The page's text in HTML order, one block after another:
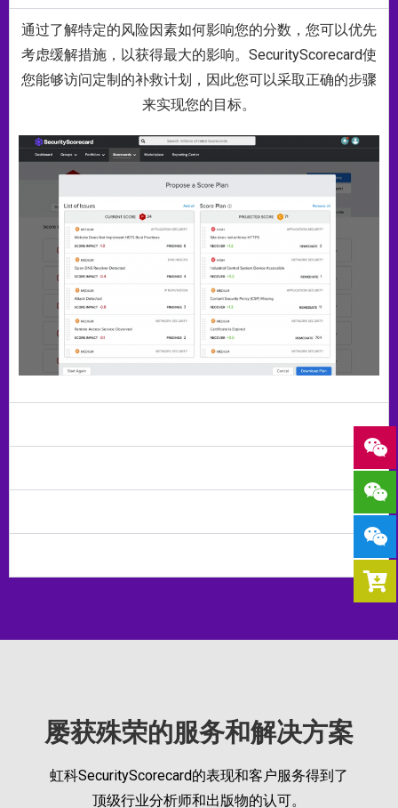
通过了解特定的风险因素如何影响您的分数，您可以优先
考虑缓解措施，以获得最大的影响。SecurityScorecard使
您能够访问定制的补救计划，因此您可以采取正确的步骤
来实现您的目标。
屡获殊荣的服务和解决方案
虹科SecurityScorecard的表现和客户服务得到了
顶级行业分析师和出版物的认可。